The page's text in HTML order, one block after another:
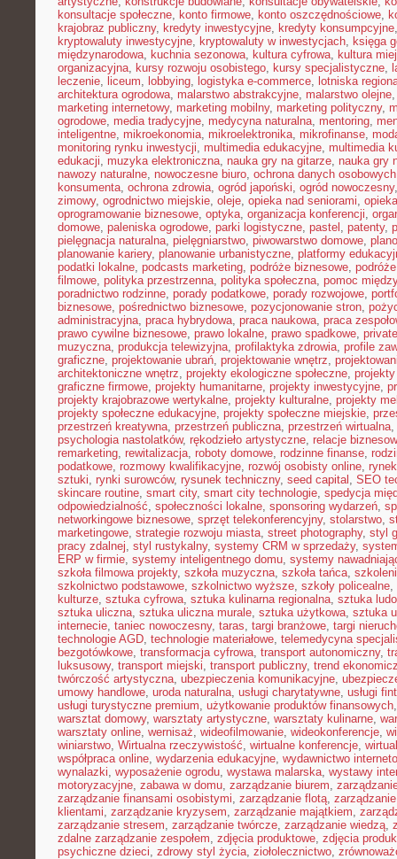
konsultacje społeczne, konto firmowe, konto oszczędnościowe,
krajobraz publiczny, kredyty inwestycyjne, kredyty konsumpcyjne
kryptowaluty inwestycyjne, kryptowaluty w inwestycjach, księga
międzynarodowa, kuchnia sezonowa, kultura cyfrowa, kultura
organizacyjna, kursy rozwoju osobistego, kursy specjalistyczne,
leczenie, liceum, lobbying, logistyka e-commerce, lotniska
architektura ogrodowa, malarstwo abstrakcyjne, malarstwo olejne
marketing internetowy, marketing mobilny, marketing polityczny,
ogrodowe, media tradycyjne, medycyna naturalna, mentoring,
inteligentne, mikroekonomia, mikroelektronika, mikrofinanse,
monitoring rynku inwestycji, multimedia edukacyjne, multimedia
edukacji, muzyka elektroniczna, nauka gry na gitarze, nauka gry
nawozy naturalne, nowoczesne biuro, ochrona danych osobowych
konsumenta, ochrona zdrowia, ogród japoński, ogród nowoczesny
zimowy, ogrodnictwo miejskie, oleje, opieka nad seniorami,
oprogramowanie biznesowe, optyka, organizacja konferencji,
domowe, paleniska ogrodowe, parki logistyczne, pastel , patenty,
pielęgnacja naturalna, pielęgniarstwo, piwowarstwo domowe,
planowanie kariery, planowanie urbanistyczne, platformy
podatki lokalne, podcasts marketing, podróże biznesowe,
filmowe, polityka przestrzenna, polityka społeczna, pomoc
poradnictwo rodzinne, porady podatkowe, porady rozwojowe,
biznesowe, pośrednictwo biznesowe, pozycjonowanie stron,
administracyjna, praca hybrydowa, praca naukowa, praca
prawo cywilne biznesowe, prawo lokalne, prawo spadkowe,
muzyczna, produkcja telewizyjna, profilaktyka zdrowia, profile
graficzne, projektowanie ubrań, projektowanie wnętrz,
architektoniczne wnętrz, projekty ekologiczne społeczne,
graficzne firmowe, projekty humanitarne, projekty inwestycyjne,
projekty krajobrazowe wertykalne, projekty kulturalne, projekty
projekty społeczne edukacyjne, projekty społeczne miejskie,
przestrzeń kreatywna, przestrzeń publiczna, przestrzeń wirtualna,
psychologia nastolatków, rękodzieło artystyczne, relacje
remarketing, rewitalizacja, roboty domowe, rodzinne finanse,
podatkowe, rozmowy kwalifikacyjne, rozwój osobisty online,
sztuki, rynki surowców, rysunek techniczny, seed capital , SEO
skincare routine, smart city, smart city technologie, spedycja
odpowiedzialność, społeczności lokalne, sponsoring wydarzeń,
networkingowe biznesowe, sprzęt telekonferencyjny, stolarstwo,
marketingowe, strategie rozwoju miasta, street photography, styl
pracy zdalnej, styl rustykalny, systemy CRM w sprzedaży,
ERP w firmie, systemy inteligentnego domu, systemy
szkoła filmowa projekty, szkoła muzyczna, szkoła tańca,
szkolnictwo podstawowe, szkolnictwo wyższe, szkoły policealne,
kulturze, sztuka cyfrowa, sztuka kulinarna regionalna, sztuka
sztuka uliczna, sztuka uliczna murale, sztuka użytkowa, sztuka
internecie, taniec nowoczesny, taras, targi branżowe, targi
technologie AGD, technologie materiałowe, telemedycyna
bezgotówkowe, transformacja cyfrowa, transport autonomiczny,
luksusowy, transport miejski, transport publiczny, trend
twórczość artystyczna, ubezpieczenia komunikacyjne,
umowy handlowe, uroda naturalna, usługi charytatywne, usługi
usługi turystyczne premium, użytkowanie produktów finansowych
warsztat domowy, warsztaty artystyczne, warsztaty kulinarne,
warsztaty online, wernisaż, wideofilmowanie, wideokonferencje,
winiarstwo, Wirtualna rzeczywistość, wirtualne konferencje,
współpraca online, wydarzenia edukacyjne, wydawnictwo
wynalazki, wyposażenie ogrodu, wystawa malarska, wystawy
motoryzacyjne, zabawa w domu, zarządzanie biurem,
zarządzanie finansami osobistymi, zarządzanie flotą,
klientami, zarządzanie kryzysem, zarządzanie majątkiem,
zarządzanie stresem, zarządzanie twórcze, zarządzanie wiedzą,
zdalne zarządzanie zespołem, zdjęcia produktowe, zdjęcia
psychiczne dzieci, zdrowy styl życia, ziołolecznictwo,